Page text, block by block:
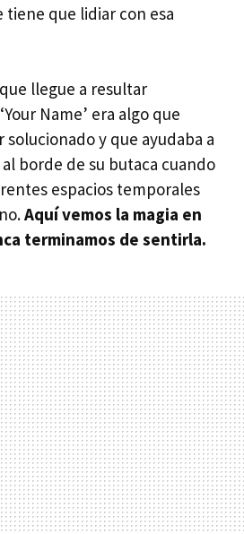
que lidiar con esa
llegue a resultar
Name’ era algo que
y que ayudaba a
borde de su butaca cuando
espacios temporales
Aquí vemos la magia en
terminamos de sentirla.